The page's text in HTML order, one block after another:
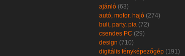
ajánló (63)
autó, motor, hajó (274)
buli, party, pia (72)
csendes PC (29)
design (710)
digitális fényképezőgép (191)